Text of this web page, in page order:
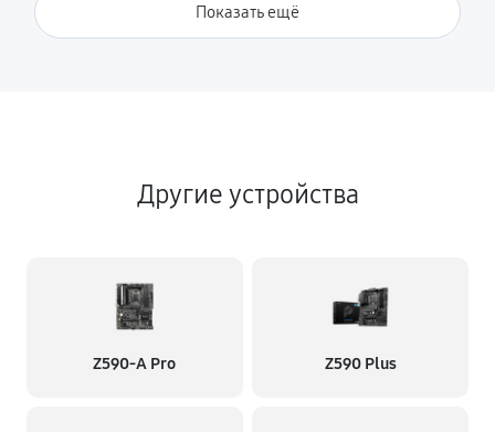
Показать ещё
Другие устройства
Z590-A Pro Z590 Plus